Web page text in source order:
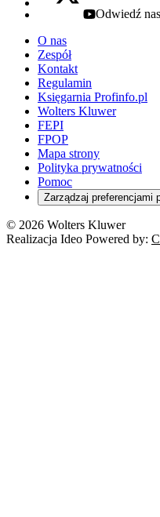
youtube - otwiera
Odwiedź
O nas
Zespół
Kontakt
Regulamin
Księgarnia Profinfo.pl
Wolters Kluwer
FEPI
FPOP
Mapa strony
Polityka prywatności
Pomoc
Zarządzaj preferencjami
© 2026 Wolters Kluwer
Realizacja Ideo Powered by: